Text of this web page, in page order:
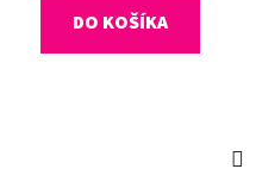
DO KOŠÍKA